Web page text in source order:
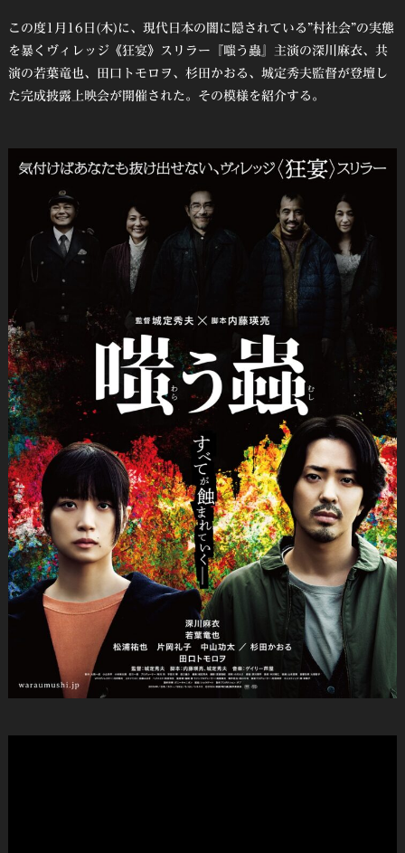
この度1月16日(木)に、現代日本の闇に隠されている”村社会”の実態
を暴くヴィレッジ《狂宴》スリラー『嗤う蟲』主演の深川麻衣、共
演の若葉竜也、田口トモロヲ、杉田かおる、城定秀夫監督が登壇し
た完成披露上映会が開催された。その模様を紹介する。